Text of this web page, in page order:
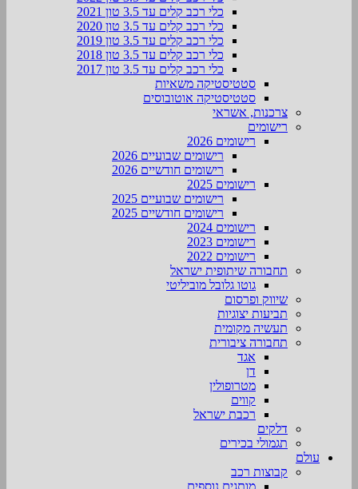
כלי רכב קלים עד 3.5 טון 2021
כלי רכב קלים עד 3.5 טון 2020
כלי רכב קלים עד 3.5 טון 2019
כלי רכב קלים עד 3.5 טון 2018
כלי רכב קלים עד 3.5 טון 2017
סטטיסטיקה משאיות
סטטיסטיקה אוטובוסים
צרכנות, אשראי
רישומים
רישומים 2026
רישומים שבועיים 2026
רישומים חודשיים 2026
רישומים 2025
רישומים שבועיים 2025
רישומים חודשיים 2025
רישומים 2024
רישומים 2023
רישומים 2022
תחבורה שיתופית ישראל
גוטו גלובל מוביליטי
שיווק ופרסום
תביעות יצוגיות
תעשיה מקומית
תחבורה ציבורית
אגד
דן
מטרופולין
קווים
רכבת ישראל
דלקים
תגמולי בכירים
עולם
קבוצות רכב
מותגים נוספים